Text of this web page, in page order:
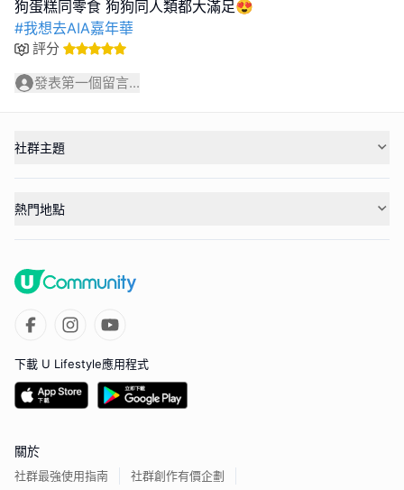
#我想去AIA嘉年華
評分
發表第一個留言...
社群主題
熱門地點
下載 U Lifestyle應用程式
關於
社群最強使用指南 社群創作有價企劃